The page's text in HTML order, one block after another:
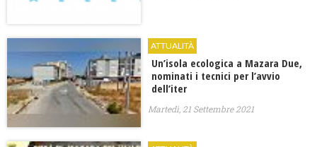
ATTUALITÀ
Un’isola ecologica a Mazara Due,
nominati i tecnici per l’avvio
dell’iter
Martedì, 21 Settembre 2021